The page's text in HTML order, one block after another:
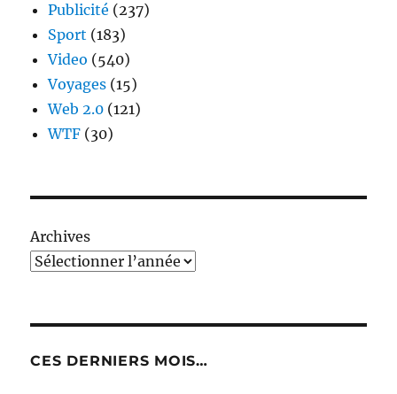
Publicité (237)
Sport (183)
Video (540)
Voyages (15)
Web 2.0 (121)
WTF (30)
Archives
CES DERNIERS MOIS…